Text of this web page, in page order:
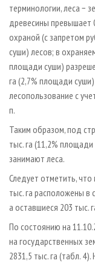
терминологии, леса −
древесины превышает
охраной (с запретом
суши) лесов; в
площади суши)
га (2,7% площади
лесопользование с
п.
Таким образом, под
тыс. га (11,2%
занимают леса.
Следует отметить, что
тыс. га расположены в
а оставшиеся 203 тыс.
По состоянию на
на государственных
2831,5 тыс. га (табл.